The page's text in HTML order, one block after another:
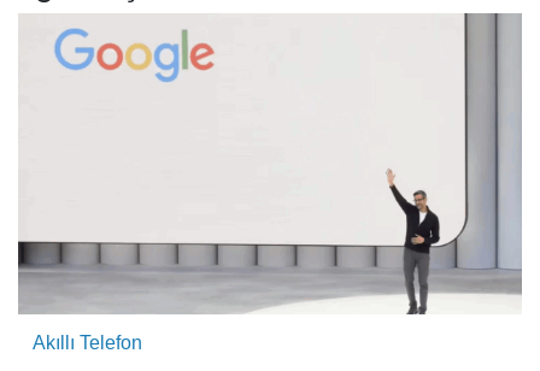
Akıllı Telefon